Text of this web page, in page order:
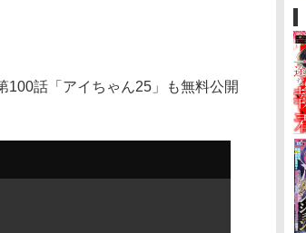
話「アイちゃん25」も無料公開